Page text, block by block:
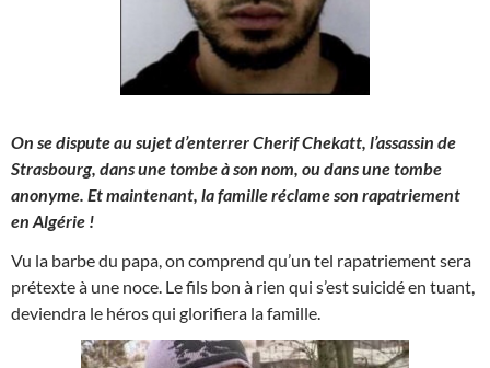
On se dispute au sujet d’enterrer Cherif Chekatt, l’assassin de
Strasbourg, dans une tombe à son nom, ou dans une tombe
anonyme. Et maintenant, la famille réclame son rapatriement
en Algérie !
Vu la barbe du papa, on comprend qu’un tel rapatriement sera
prétexte à une noce. Le fils bon à rien qui s’est suicidé en tuant,
deviendra le héros qui glorifiera la famille.